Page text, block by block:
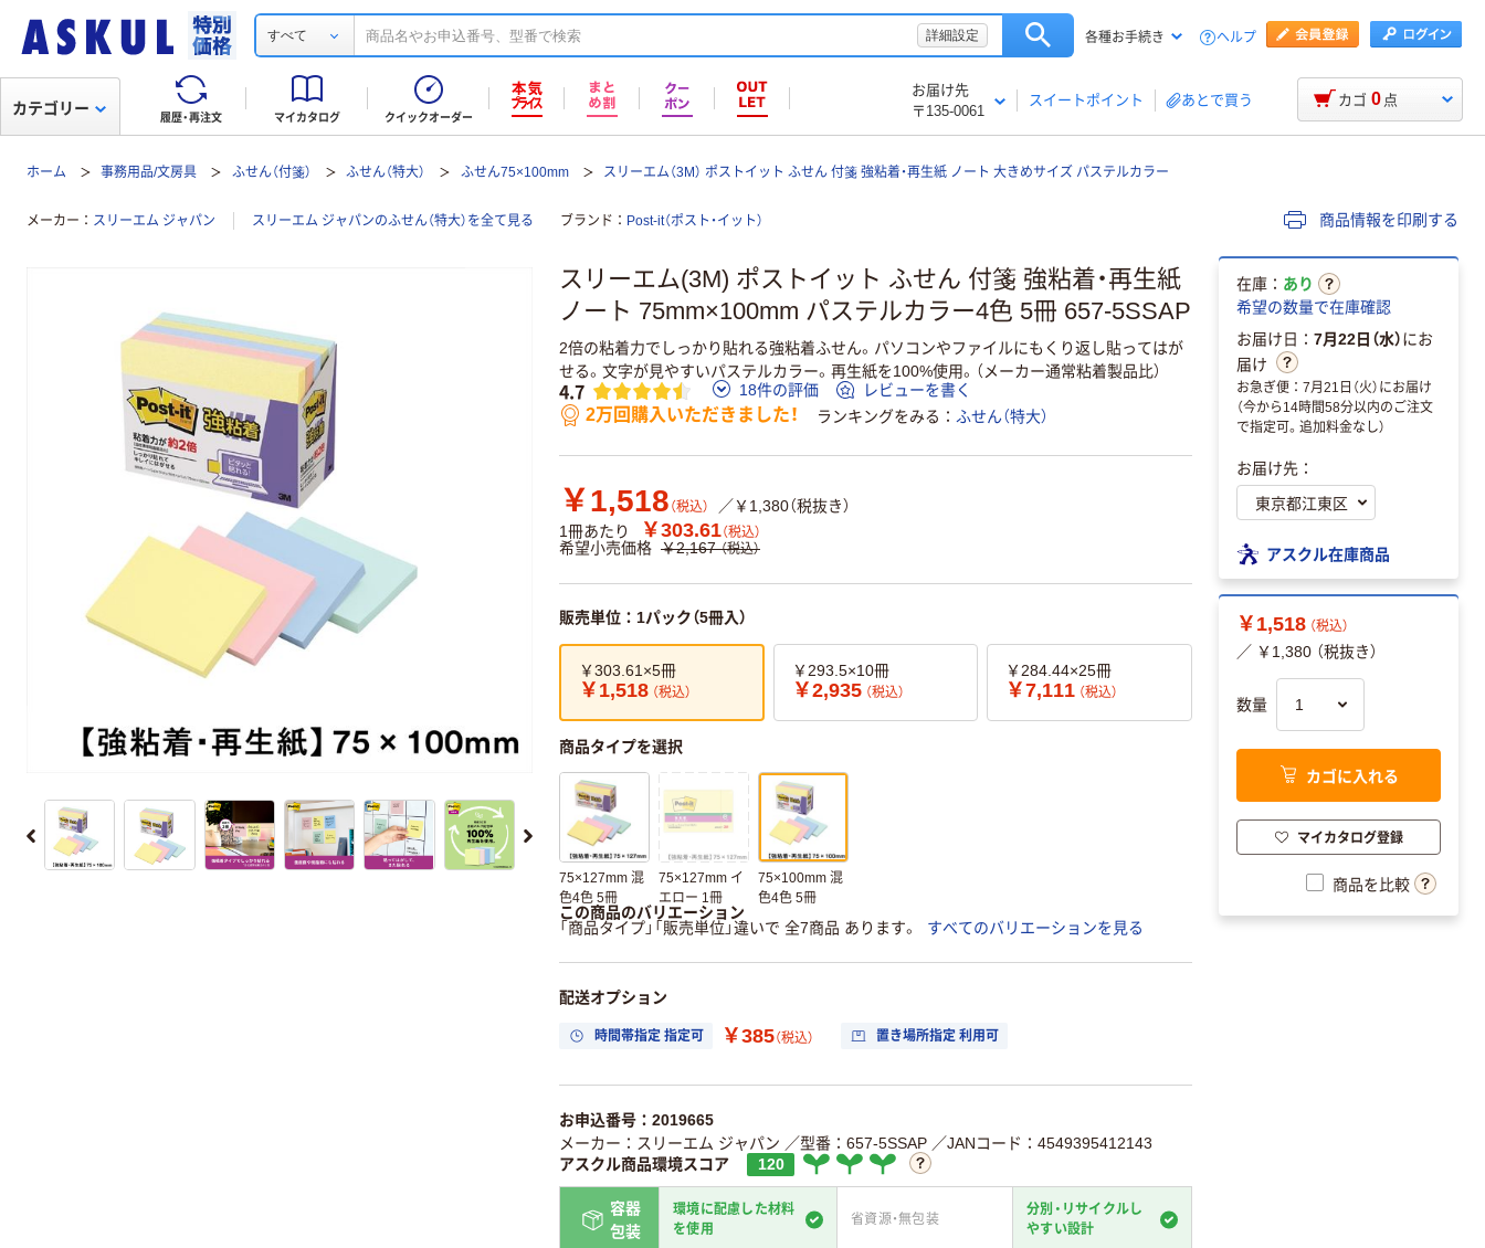
すべて 詳細設定 各種お手続き ヘルプ
履歴・再注文 マイカタログ クイックオーダー
お届け先
〒135-0061
スイートポイント あとで買う
カテゴリー カゴ 0 点
ホーム 事務用品/文房具 ふせん（付箋） ふせん（特大） ふせん75×100mm スリーエム（3M） ポストイット ふせん 付箋 強粘着・再生紙 ノート 大きめサイズ パステルカラー
メーカー スリーエム ジャパン スリーエム ジャパンのふせん（特大）を全て見る ブランド Post-it（ポスト・イット） 商品情報を印刷する
スリーエム(3M) ポストイット ふせん 付箋 強粘着・再生紙
ノート 75mm×100mm パステルカラー4色 5冊 657-5SSAP
2倍の粘着力でしっかり貼れる強粘着ふせん。パソコンやファイルにもくり返し貼ってはが
せる。文字が見やすいパステルカラー。再生紙を100%使用。（メーカー通常粘着製品比）
4.7 18件の評価 レビューを書く
2万回購入いただきました！ ランキングをみる ふせん（特大）
￥1,518 （税込）
／￥1,380（税抜き）
1冊あたり
￥303.61（税込）
希望小売価格 ￥2,167 （税込）
販売単位：1パック（5冊入）
￥303.61×5冊
￥1,518 （税込）
￥293.5×10冊
￥2,935 （税込）
￥284.44×25冊
￥7,111 （税込）
商品タイプを選択
75×127mm 混
色4色 5冊
75×127mm イ
エロー 1冊
75×100mm 混
色4色 5冊
この商品のバリエーション
「商品タイプ」「販売単位」違いで 全7商品 あります。
すべてのバリエーションを見る
配送オプション
時間帯指定 指定可 ￥385（税込） 置き場所指定 利用可
お申込番号：2019665
メーカー：スリーエム ジャパン ／型番：657-5SSAP ／JANコード：4549395412143
アスクル商品環境スコア
120
容器
包装
環境に配慮した材料
を使用
省資源・無包装
分別・リサイクルし
やすい設計
在庫： あり
希望の数量で在庫確認
お届け日： 7月22日（水）にお
届け
お急ぎ便：7月21日（火）にお届け
（今から14時間58分以内のご注文
で指定可。追加料金なし）
お届け先：
アスクル在庫商品
￥1,518 （税込）
／ ￥1,380 （税抜き）
数量
カゴに入れる
マイカタログ登録
商品を比較